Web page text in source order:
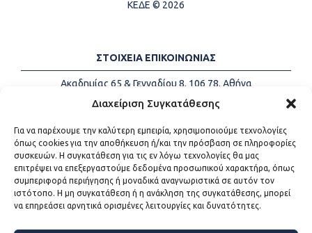
Διαχείριση Συγκατάθεσης
Για να παρέχουμε την καλύτερη εμπειρία, χρησιμοποιούμε τεχνολογίες
όπως cookies για την αποθήκευση ή/και την πρόσβαση σε πληροφορίες
συσκευών. Η συγκατάθεση για τις εν λόγω τεχνολογίες θα μας
επιτρέψει να επεξεργαστούμε δεδομένα προσωπικού χαρακτήρα, όπως
συμπεριφορά περιήγησης ή μοναδικά αναγνωριστικά σε αυτόν τον
ιστότοπο. Η μη συγκατάθεση ή η ανάκληση της συγκατάθεσης, μπορεί
να επηρεάσει αρνητικά ορισμένες λειτουργίες και δυνατότητες.
ΚΕΔΕ © 2026
ΣΤΟΙΧΕΙΑ ΕΠΙΚΟΙΝΩΝΙΑΣ
Ακαδημίας 65 & Γενναδίου 8, 106 78, Αθήνα
Τηλέφωνα:
+30 213-2147500
Email:
info@kede.gr
ΧΡΗΣΙΜΟΙ ΣΥΝΔΕΣΜΟΙ
Η ΚΕΔΕ
Sitemap